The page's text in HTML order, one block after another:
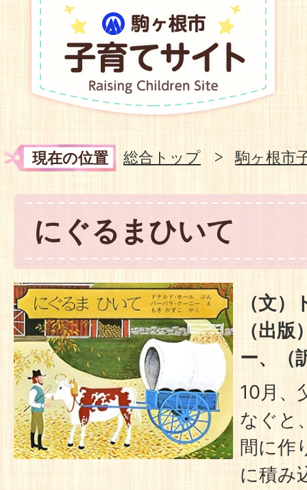
現在の位置 総合トップ 駒ヶ根市
にぐるまひいて
（文
（出
ー、（
10月、
なぐと
間に作
に積み